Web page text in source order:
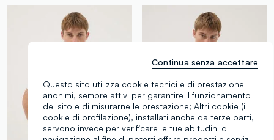
Questo sito utilizza cookie tecnici e di prestazione
anonimi, sempre attivi per garantire il funzionamento
del sito e di misurarne le prestazione; Altri cookie (i
cookie di profilazione), installati anche da terze parti,
servono invece per verificare le tue abitudini di
Continua senza accettare